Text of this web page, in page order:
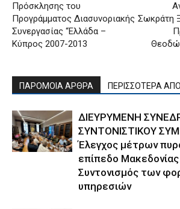
Πρόσκλησης του
Προγράμματος Διασυνοριακής
Συνεργασίας “Ελλάδα –
Κύπρος 2007-2013
Σωκράτη
ΠΑΡΟΜΟΙΑ ΑΡΘΡΑ ΠΕΡΙΣΣΟΤΕΡΑ
ΔΙΕΥΡΥΜΕΝΗ
ΣΥΝΤΟΝΙΣΤΙΚΟΥ
Έλεγχος μέτρων
επίπεδο
Συντονισμός των
υπηρεσιών